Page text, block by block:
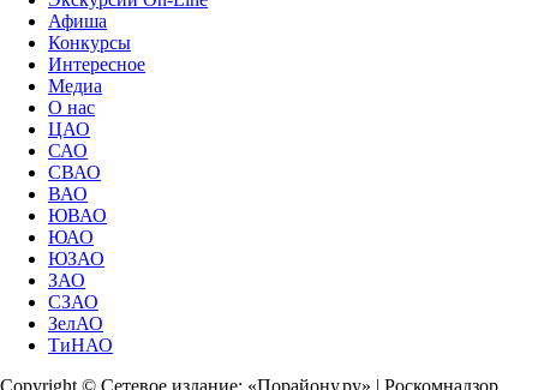
Афиша
Конкурсы
Интересное
Медиа
О нас
ЦАО
САО
СВАО
ВАО
ЮВАО
ЮАО
ЮЗАО
ЗАО
СЗАО
ЗелАО
ТиНАО